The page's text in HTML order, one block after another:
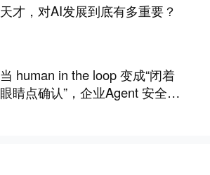
天才，对AI发展到底有多重要？
当 human in the loop 变成“闭着
眼睛点确认”，企业Agent 安全还